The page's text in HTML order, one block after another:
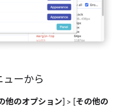
ーから
他のオプション] > [その他の